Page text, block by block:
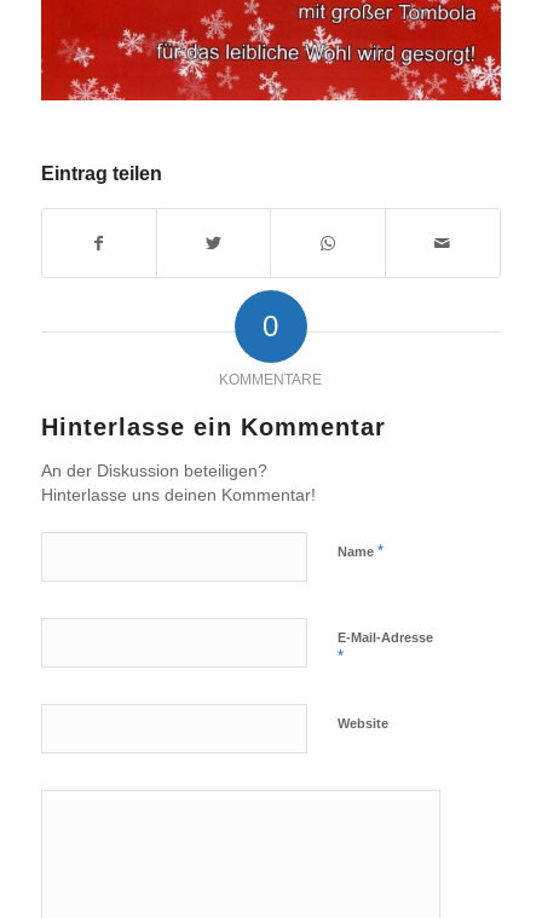
Eintrag teilen
0
KOMMENTARE
Hinterlasse ein Kommentar
An der Diskussion beteiligen?
Hinterlasse uns deinen Kommentar!
Name *
E-Mail-Adresse
*
Website